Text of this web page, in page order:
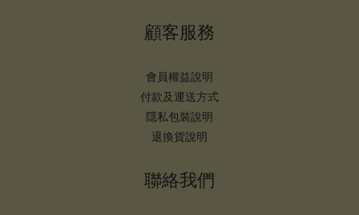
顧客服務
會員權益說明
付款及運送方式
隱私包裝說明
退換貨說明
聯絡我們